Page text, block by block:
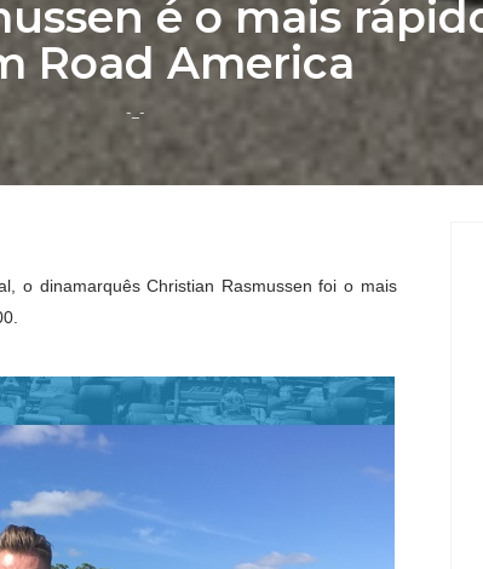
é o mais
Road America
-_-
o dinamarquês Christian Rasmussen foi o mais